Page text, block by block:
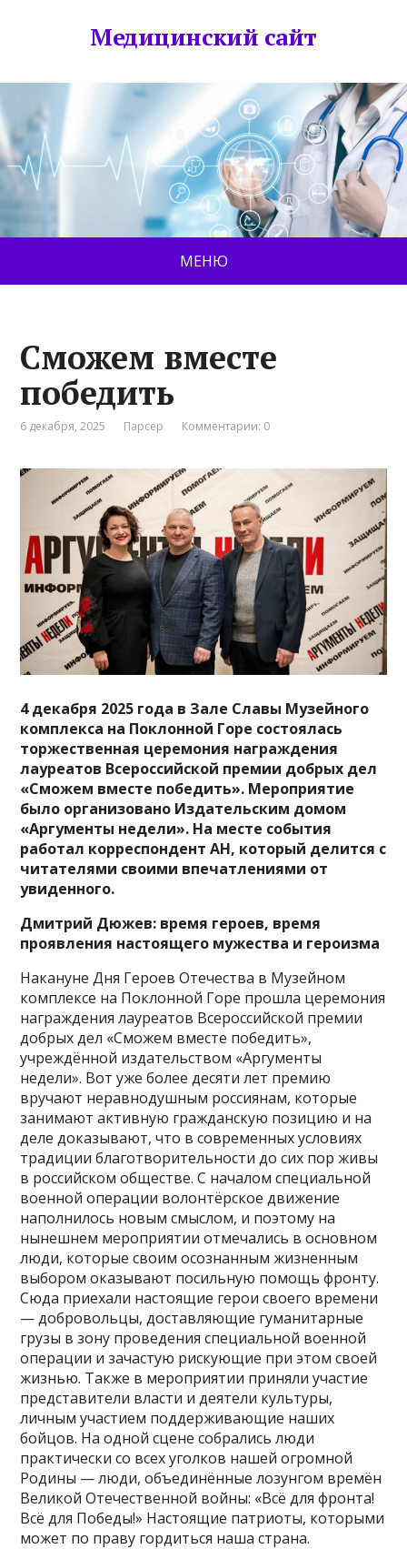
Медицинский сайт
МЕНЮ
Сможем вместе
победить
6 декабря, 2025 Парсер Комментарии: 0
4 декабря 2025 года в Зале Славы Музейного
комплекса на Поклонной Горе состоялась
торжественная церемония награждения
лауреатов Всероссийской премии добрых дел
«Сможем вместе победить». Мероприятие
было организовано Издательским домом
«Аргументы недели». На месте события
работал корреспондент АН, который делится с
читателями своими впечатлениями от
увиденного.
Дмитрий Дюжев: время героев, время
проявления настоящего мужества и героизма
Накануне Дня Героев Отечества в Музейном
комплексе на Поклонной Горе прошла церемония
награждения лауреатов Всероссийской премии
добрых дел «Сможем вместе победить»,
учреждённой издательством «Аргументы
недели». Вот уже более десяти лет премию
вручают неравнодушным россиянам, которые
занимают активную гражданскую позицию и на
деле доказывают, что в современных условиях
традиции благотворительности до сих пор живы
в российском обществе. С началом специальной
военной операции волонтёрское движение
наполнилось новым смыслом, и поэтому на
нынешнем мероприятии отмечались в основном
люди, которые своим осознанным жизненным
выбором оказывают посильную помощь фронту.
Сюда приехали настоящие герои своего времени
— добровольцы, доставляющие гуманитарные
грузы в зону проведения специальной военной
операции и зачастую рискующие при этом своей
жизнью. Также в мероприятии приняли участие
представители власти и деятели культуры,
личным участием поддерживающие наших
бойцов. На одной сцене собрались люди
практически со всех уголков нашей огромной
Родины — люди, объединённые лозунгом времён
Великой Отечественной войны: «Всё для фронта!
Всё для Победы!» Настоящие патриоты, которыми
может по праву гордиться наша страна.